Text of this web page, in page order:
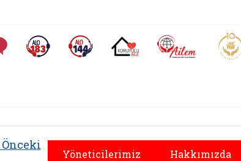
Sıkça Sorulan SorularAlo 183 (yeni sekmede açılır)Alo 144 (yeni sekmede açılır)Koruyucu Aile (yeni sekmede
AİLEM
Yöneticilerimiz Hakkımızda